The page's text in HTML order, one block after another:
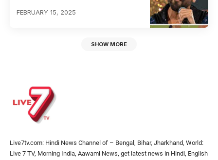
FEBRUARY 15, 2025
SHOW MORE
Live7tv.com: Hindi News Channel of – Bengal, Bihar, Jharkhand, World:
Live 7 TV, Morning India, Aawami News, get latest news in Hindi, English